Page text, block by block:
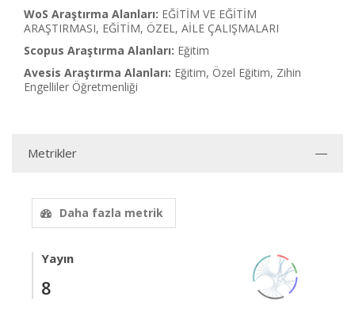
WoS Araştırma Alanları: EĞİTİM VE EĞİTİM
ARAŞTIRMASI, EĞİTİM, ÖZEL, AİLE ÇALIŞMALARI
Scopus Araştırma Alanları: Eğitim
Avesis Araştırma Alanları: Eğitim, Özel Eğitim, Zihin
Engelliler Öğretmenliği
Metrikler
Daha fazla metrik
Yayın
8